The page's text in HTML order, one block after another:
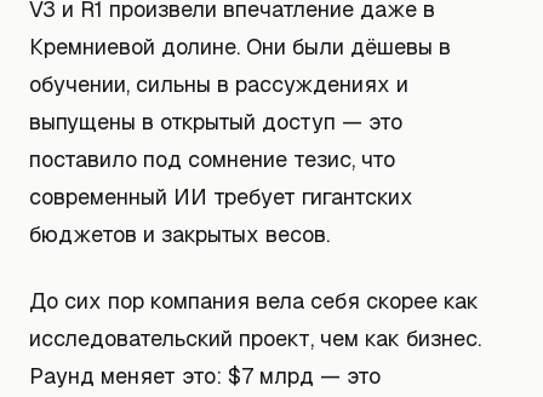
V3 и R1 произвели впечатление даже в
Кремниевой долине. Они были дёшевы в
обучении, сильны в рассуждениях и
выпущены в открытый доступ — это
поставило под сомнение тезис, что
современный ИИ требует гигантских
бюджетов и закрытых весов.
До сих пор компания вела себя скорее как
исследовательский проект, чем как бизнес.
Раунд меняет это: $7 млрд — это